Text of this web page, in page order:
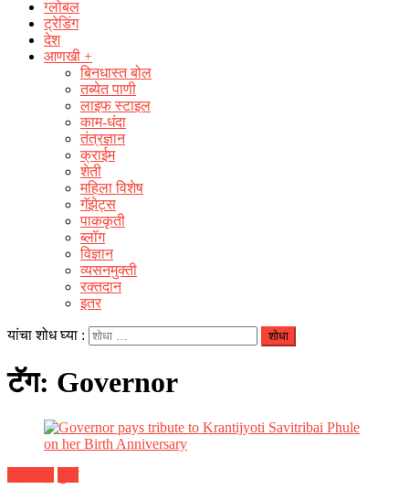
ग्लोबल
ट्रेडिंग
देश
आणखी +
बिनधास्त बोल
तब्येत पाणी
लाइफ स्टाइल
काम-धंदा
तंत्रज्ञान
क्राईम
शेती
महिला विशेष
गॅझेट्स
पाककृती
ब्लॉग
विज्ञान
व्यसनमुक्ती
रक्‍तदान
इतर
यांचा शोध घ्या :
टॅग: Governor